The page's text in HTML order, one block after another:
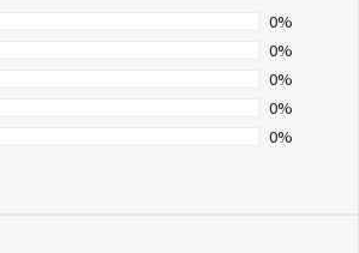
0%
0%
0%
0%
0%